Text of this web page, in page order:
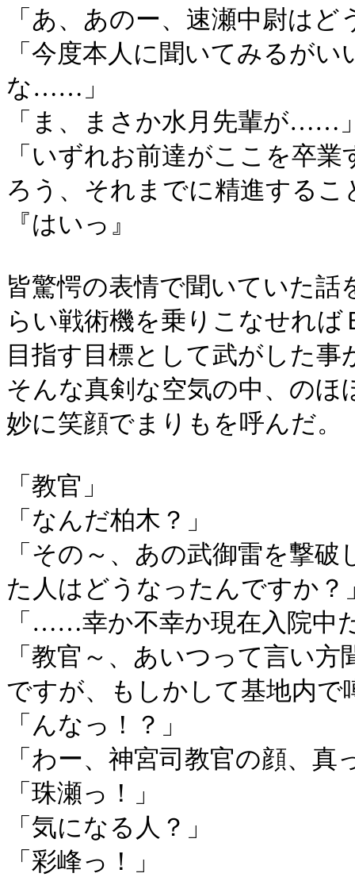
「あ、あのー、速瀬中尉は
「今度本人に聞いてみるが
な……」
「ま、まさか水月先輩が……
「いずれお前達がここを卒
ろう、それまでに精進するこ
『はいっ』
皆驚愕の表情で聞いていた
らい戦術機を乗りこなせれ
目指す目標として武がした
そんな真剣な空気の中、の
妙に笑顔でまりもを呼んだ。
「教官」
「なんだ柏木？」
「その～、あの武御雷を撃
た人はどうなったんですか？
「……幸か不幸か現在入院
「教官～、あいつって言い
ですが、もしかして基地内
「んなっ！？」
「わー、神宮司教官の顔、
「珠瀬っ！」
「気になる人？」
「彩峰っ！」